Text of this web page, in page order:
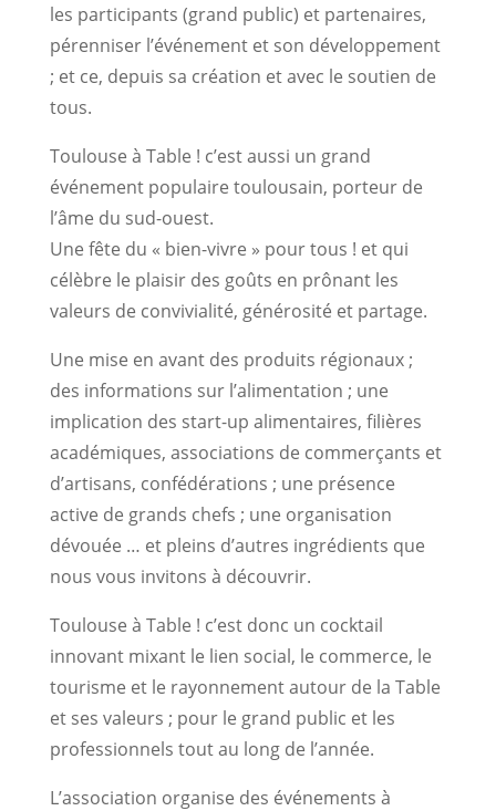
les participants (grand public) et partenaires,
pérenniser l’événement et son développement
; et ce, depuis sa création et avec le soutien de
tous.
Toulouse à Table ! c’est aussi un grand
événement populaire toulousain, porteur de
l’âme du sud-ouest.
Une fête du « bien-vivre » pour tous ! et qui
célèbre le plaisir des goûts en prônant les
valeurs de convivialité, générosité et partage.
Une mise en avant des produits régionaux ;
des informations sur l’alimentation ; une
implication des start-up alimentaires, filières
académiques, associations de commerçants et
d’artisans, confédérations ; une présence
active de grands chefs ; une organisation
dévouée … et pleins d’autres ingrédients que
nous vous invitons à découvrir.
Toulouse à Table ! c’est donc un cocktail
innovant mixant le lien social, le commerce, le
tourisme et le rayonnement autour de la Table
et ses valeurs ; pour le grand public et les
professionnels tout au long de l’année.
L’association organise des événements à